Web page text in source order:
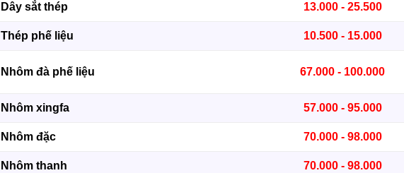
Dây sắt thép 13.000 - 25.500
Thép phế liệu 10.500 - 15.000
Nhôm đà phế liệu 67.000 - 100.000
Nhôm xingfa 57.000 - 95.000
Nhôm đặc 70.000 - 98.000
Nhôm thanh 70.000 - 98.000